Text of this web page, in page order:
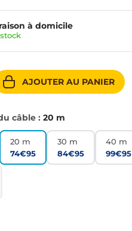
AJOUTER AU PANIER
à domicile
stock
câble : 20 m
20 m
74€95
30 m
84€95
40 m
99€95